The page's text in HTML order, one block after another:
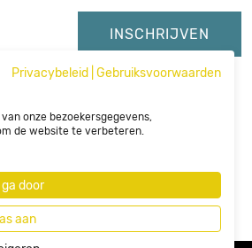
Privacybeleid
Gebruiksvoorwaarden
onze bezoekersgegevens,
de website te verbeteren.
ga door
aan